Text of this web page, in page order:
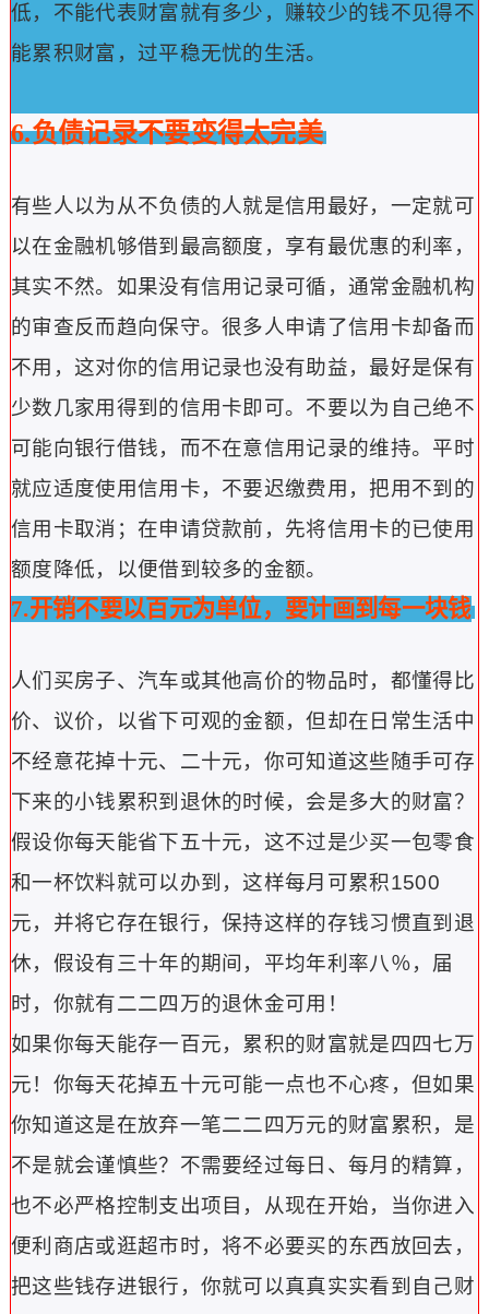
低，不能代表财富就有多少，赚较少的钱不见得不
能累积财富，过平稳无忧的生活。
6.负债记录不要变得太完美
有些人以为从不负债的人就是信用最好，一定就可
以在金融机够借到最高额度，享有最优惠的利率，
其实不然。 如果没有信用记录可循，通常金融机构
的审查反而趋向保守。很多人申请了信用卡却备而
不用，这对你的信用记录也没有助益，最好是保有
少数几家用得到的信用卡即可。 不要以为自己绝不
可能向银行借钱，而不在意信用记录的维持。 平时
就应适度使用信用卡，不要迟缴费用，把用不到的
信用卡取消；在申请贷款前，先将信用卡的已使用
额度降低，以便借到较多的金额。
7.开销不要以百元为单位，要计画到每一块钱
人们买房子、汽车或其他高价的物品时，都懂得比
价、议价，以省下可观的金额，但却在日常生活中
不经意花掉十元、二十元，你可知道这些随手可存
下来的小钱累积到退休的时候，会是多大的财富？
假设你每天能省下五十元，这不过是少买一包零食
和一杯饮料就可以办到，这样每月可累积1500
元，并将它存在银行，保持这样的存钱习惯直到退
休，假设有三十年的期间，平均年利率八％，届
时，你就有二二四万的退休金可用！
如果你每天能存一百元，累积的财富就是四四七万
元！ 你每天花掉五十元可能一点也不心疼，但如果
你知道这是在放弃一笔二二四万元的财富累积，是
不是就会谨慎些？ 不需要经过每日、每月的精算，
也不必严格控制支出项目，从现在开始，当你进入
便利商店或逛超市时，将不必要买的东西放回去，
把这些钱存进银行，你就可以真真实实看到自己财